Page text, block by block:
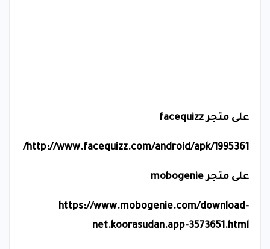
على متجرfacequizz
http://www.facequizz.com/android/apk/1995361
/
على متجرmobogenie
https://www.mobogenie.com/download-
net.koorasudan.app-3573651.html